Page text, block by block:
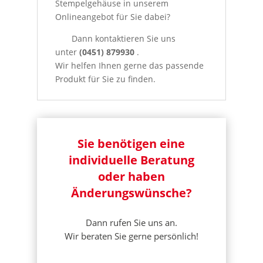
Stempelgehäuse in unserem
Onlineangebot für Sie dabei?
Dann kontaktieren Sie uns
unter (0451) 879930.
Wir helfen Ihnen gerne das passende
Produkt für Sie zu finden.
Sie benötigen eine
individuelle Beratung
oder haben
Änderungswünsche?
Dann rufen Sie uns an.
Wir beraten Sie gerne persönlich!